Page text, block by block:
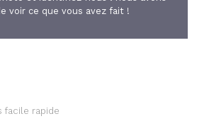
voir ce que vous avez fait !
facile rapide